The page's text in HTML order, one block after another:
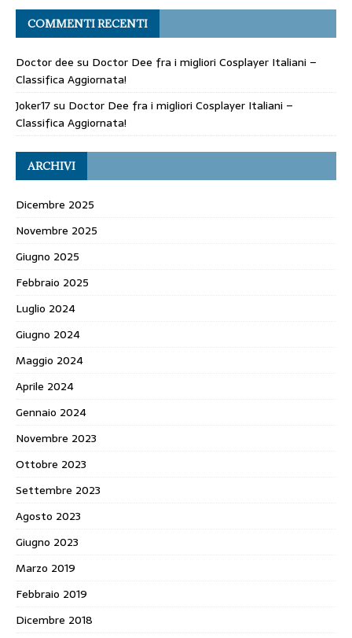
COMMENTI RECENTI
Doctor dee su Doctor Dee fra i migliori Cosplayer Italiani –
Classifica Aggiornata!
Joker17su Doctor Dee fra i migliori Cosplayer Italiani –
Classifica Aggiornata!
ARCHIVI
Dicembre 2025
Novembre 2025
Giugno 2025
Febbraio 2025
Luglio 2024
Giugno 2024
Maggio 2024
Aprile 2024
Gennaio 2024
Novembre 2023
Ottobre 2023
Settembre 2023
Agosto 2023
Giugno 2023
Marzo 2019
Febbraio 2019
Dicembre 2018